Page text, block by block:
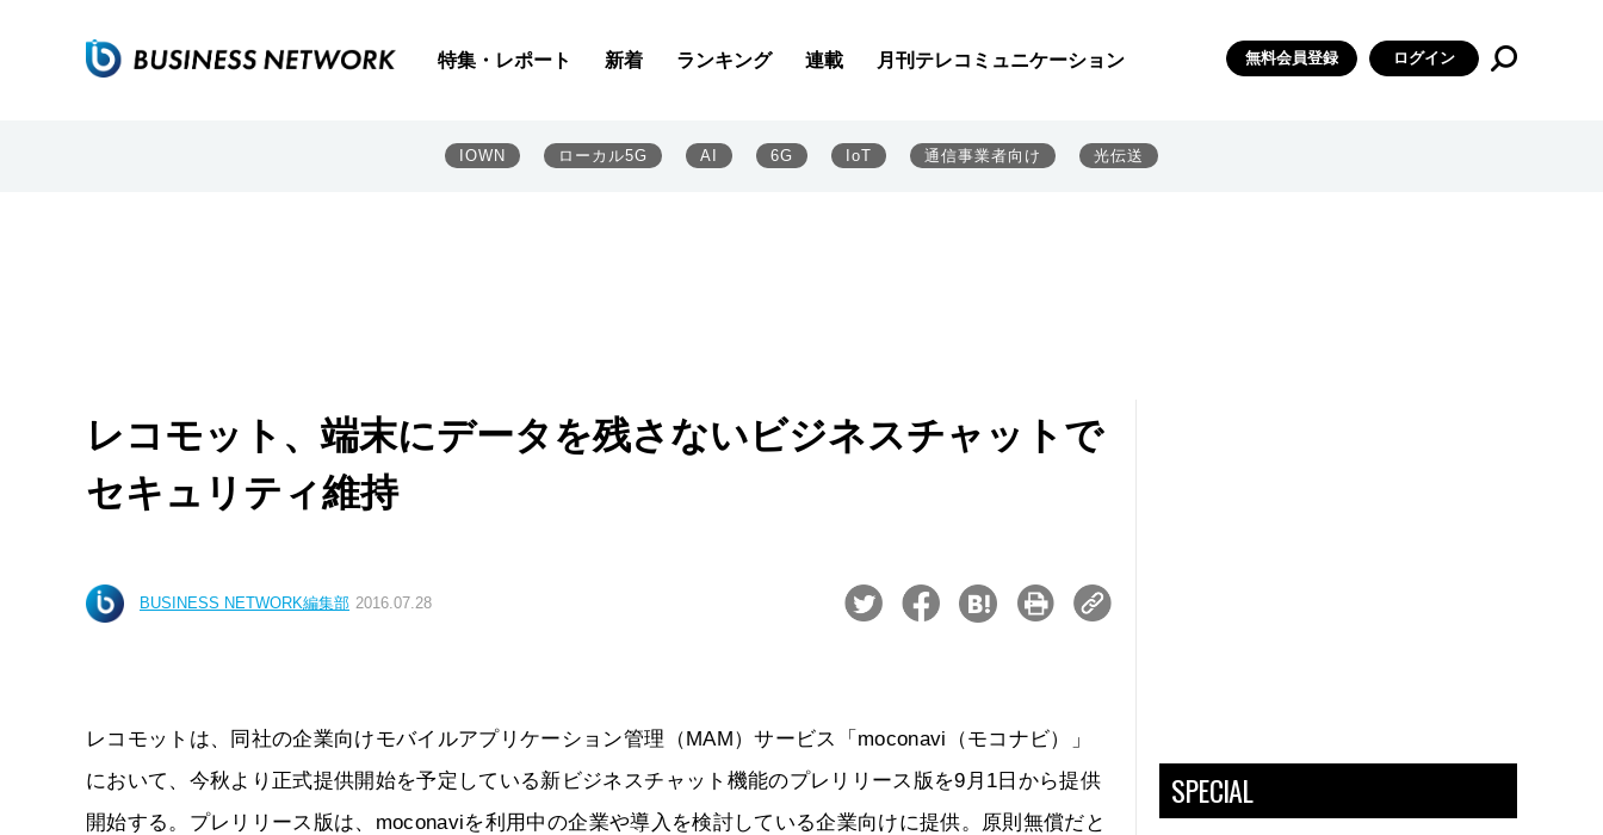
特集・レポート 新着 ランキング 連載 月刊テレコミュニケーション 無料会員登録 ログイン
IOWN ローカル5G AI 6G IoT 通信事業者向け 光伝送
レコモット、端末にデータを残さないビジネスチャットで
セキュリティ維持
BUSINESS NETWORK編集部 2016.07.28
レコモットは、同社の企業向けモバイルアプリケーション管理（MAM）サービス「moconavi（モコナビ）」
において、今秋より正式提供開始を予定している新ビジネスチャット機能のプレリリース版を9月1日から提供
開始する。プレリリース版は、moconaviを利用中の企業や導入を検討している企業向けに提供。原則無償だと
SPECIAL